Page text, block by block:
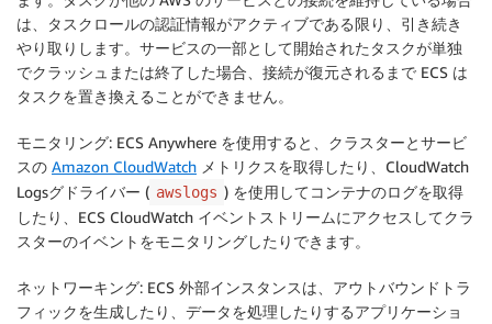
は、タスクロールの認証情報がアクティブである限り、引き続き
やり取りします。サービスの一部として開始されたタスクが単独
でクラッシュまたは終了した場合、接続が復元されるまで ECS は
タスクを置き換えることができません。
モニタリング: ECS Anywhere を使用すると、クラスターとサービ
スの Amazon CloudWatch メトリクスを取得したり、CloudWatch
Logsグドライバー ( awslogs ) を使用してコンテナのログを取得
したり、ECS CloudWatch イベントストリームにアクセスしてクラ
スターのイベントをモニタリングしたりできます。
ネットワーキング: ECS 外部インスタンスは、アウトバウンドトラ
フィックを生成したり、データを処理したりするアプリケーショ